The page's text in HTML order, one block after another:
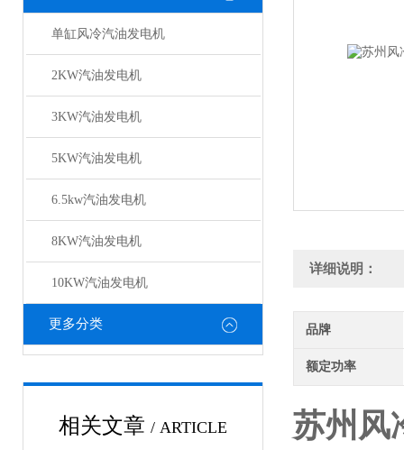
单缸风冷汽油发电机
2KW汽油发电机
3KW汽油发电机
5KW汽油发电机
6.5kw汽油发电机
8KW汽油发电机
10KW汽油发电机
更多分类
相关文章 / ARTICLE
详细说明：
品牌
额定功率
苏州风